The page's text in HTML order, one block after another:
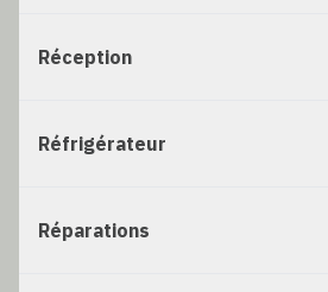
Réception
Réfrigérateur
Réparations